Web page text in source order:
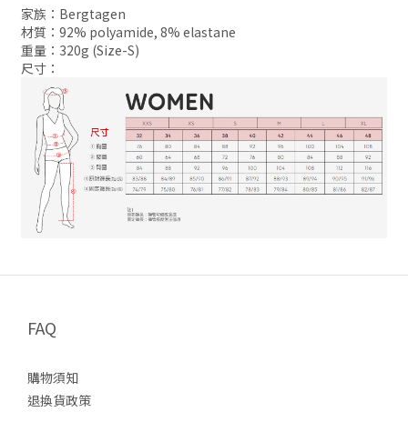
家族：Bergtagen
材質：92% polyamide, 8% elastane
重量：320g (Size-S)
尺寸：
FAQ
購物須知
退換貨政策